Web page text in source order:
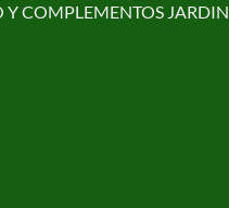
COMPLEMENTOS JARDIN